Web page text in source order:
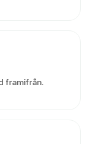
framifrån.